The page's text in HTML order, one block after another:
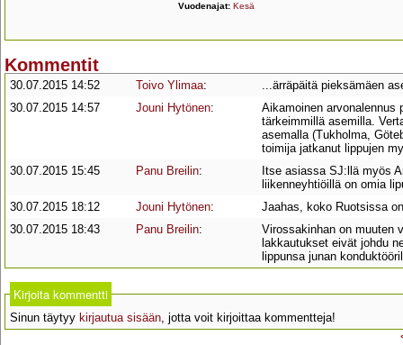
Vuodenajat: Kesä
Kommentit
30.07.2015 14:52 Toivo Ylimaa:
...ärräpäitä pieksämäen
30.07.2015 14:57
Jouni Hytönen:
Aikamoinen arvonalennus
tärkeimmillä asemilla.
asemalla (Tukholma,
toimija jatkanut lippujen
30.07.2015 15:45
Panu Breilin:
Itse asiassa SJ:llä myös
liikenneyhtiöillä on omia
30.07.2015 18:12
Jouni Hytönen:
Jaahas, koko Ruotsissa
30.07.2015 18:43
Panu Breilin:
Virossakinhan on muuten
lakkautukset eivät johdu
lippunsa junan
Kirjoita kommentti
Sinun täytyy kirjautua sisään, jotta voit kirjoittaa kommentteja!